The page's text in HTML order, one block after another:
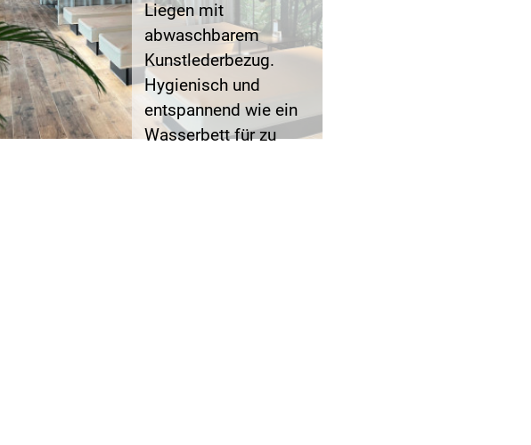
Liegen mit
abwaschbarem
Kunstlederbezug.
Hygienisch und
entspannend wie ein
Wasserbett für zu